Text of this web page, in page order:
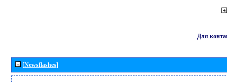
Для
[Newsflashes]